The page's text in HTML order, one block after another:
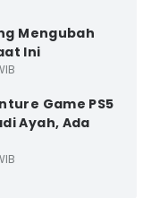
Mengubah
Ini
Game PS5
Ayah, Ada